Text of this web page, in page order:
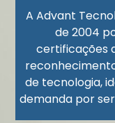
A Advant
de 2004
certificações
de tecnologia,
demanda por